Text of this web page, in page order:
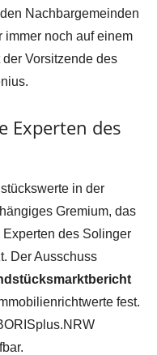
Nachbargemeinden
noch auf einem
Vorsitzende des
Experten des
in der
Gremium, das
des Solinger
Der Ausschuss
fest.